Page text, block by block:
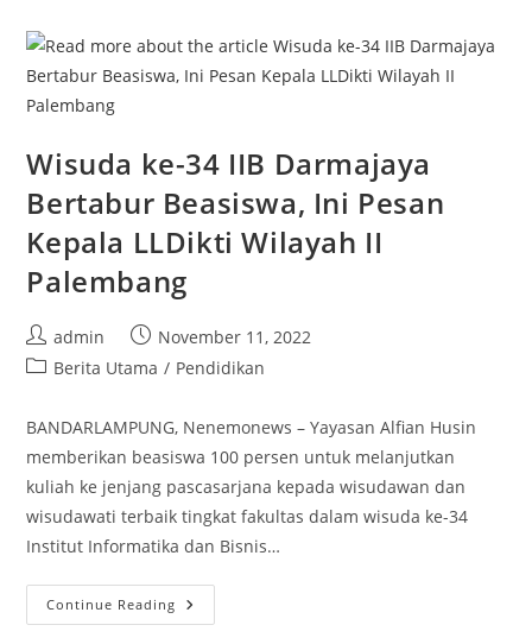
Lantik
Pengurus
Orkem
Periode
Wisuda ke-34 IIB Darmajaya
Bertabur Beasiswa, Ini Pesan
Kepala LLDikti Wilayah II
Palembang
Post
author:
admin
Post
published:
November 11, 2022
PostBerita Utama / Pendidikan
BANDARLAMPUNG, Nenemonews – Yayasan Alfian Husin
memberikan beasiswa 100 persen untuk melanjutkan
kuliah ke jenjang pascasarjana kepada wisudawan dan
wisudawati terbaik tingkat fakultas dalam wisuda ke-34
Institut Informatika dan Bisnis…
Continue Reading Wisuda
Ke-